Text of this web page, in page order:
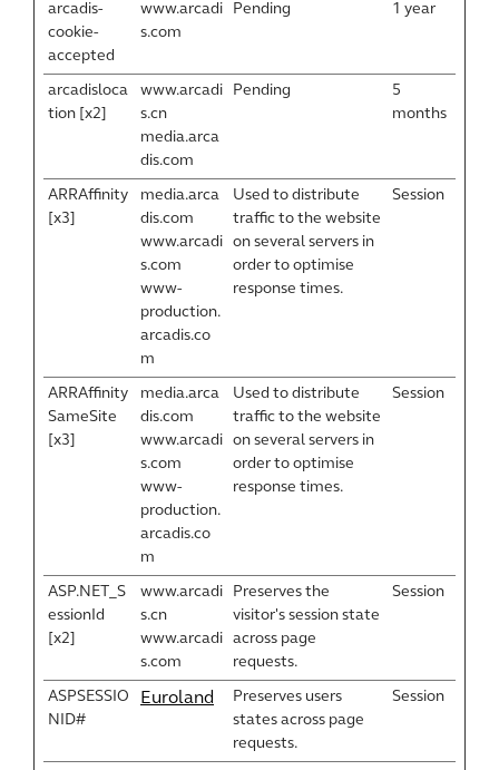
arcadis-
cookie-
accepted
www.arcadi
s.com
Pending 1 year
arcadisloca
tion [x2]
www.arcadi
s.cn
media.arca
dis.com
Pending
5
months
ARRAffinity
[x3]
media.arca
dis.com
www.arcadi
s.com
www-
production.
arcadis.co
m
Used to distribute
traffic to the website
on several servers in
order to optimise
response times.
Session
ARRAffinity
SameSite
[x3]
media.arca
dis.com
www.arcadi
s.com
www-
production.
arcadis.co
m
Used to distribute
traffic to the website
on several servers in
order to optimise
response times.
Session
ASP.NET_S
essionId
[x2]
www.arcadi
s.cn
www.arcadi
s.com
Preserves the
visitor's session state
across page
requests.
Session
ASPSESSIO
NID#
Euroland
Preserves users
states across page
requests.
Session